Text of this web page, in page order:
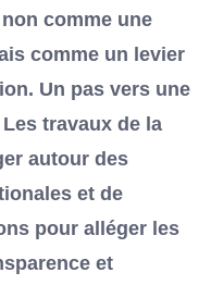
comme une
comme un levier
Un pas vers une
travaux de la
autour des
et de
pour alléger les
et